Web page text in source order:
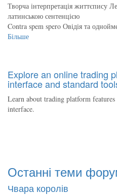
Творча інтерпретація життєпису
латинською сентенцією
Contra spem spero Овідія та
Більше
Explore an online trading
interface and standard
Learn about trading platform
interface.
Останні теми
Чвара королів